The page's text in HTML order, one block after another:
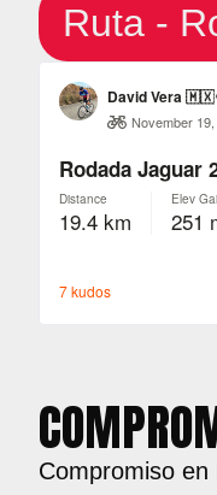
Ruta -
Compromiso